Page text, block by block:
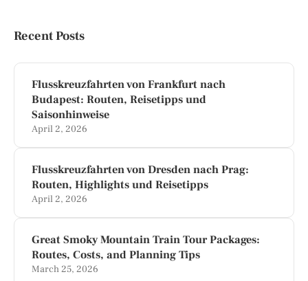
Recent Posts
Flusskreuzfahrten von Frankfurt nach
Budapest: Routen, Reisetipps und
Saisonhinweise
April 2, 2026
Flusskreuzfahrten von Dresden nach Prag:
Routen, Highlights und Reisetipps
April 2, 2026
Great Smoky Mountain Train Tour Packages:
Routes, Costs, and Planning Tips
March 25, 2026